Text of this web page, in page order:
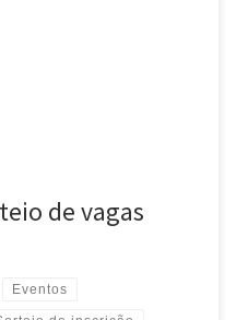
de vagas
Eventos